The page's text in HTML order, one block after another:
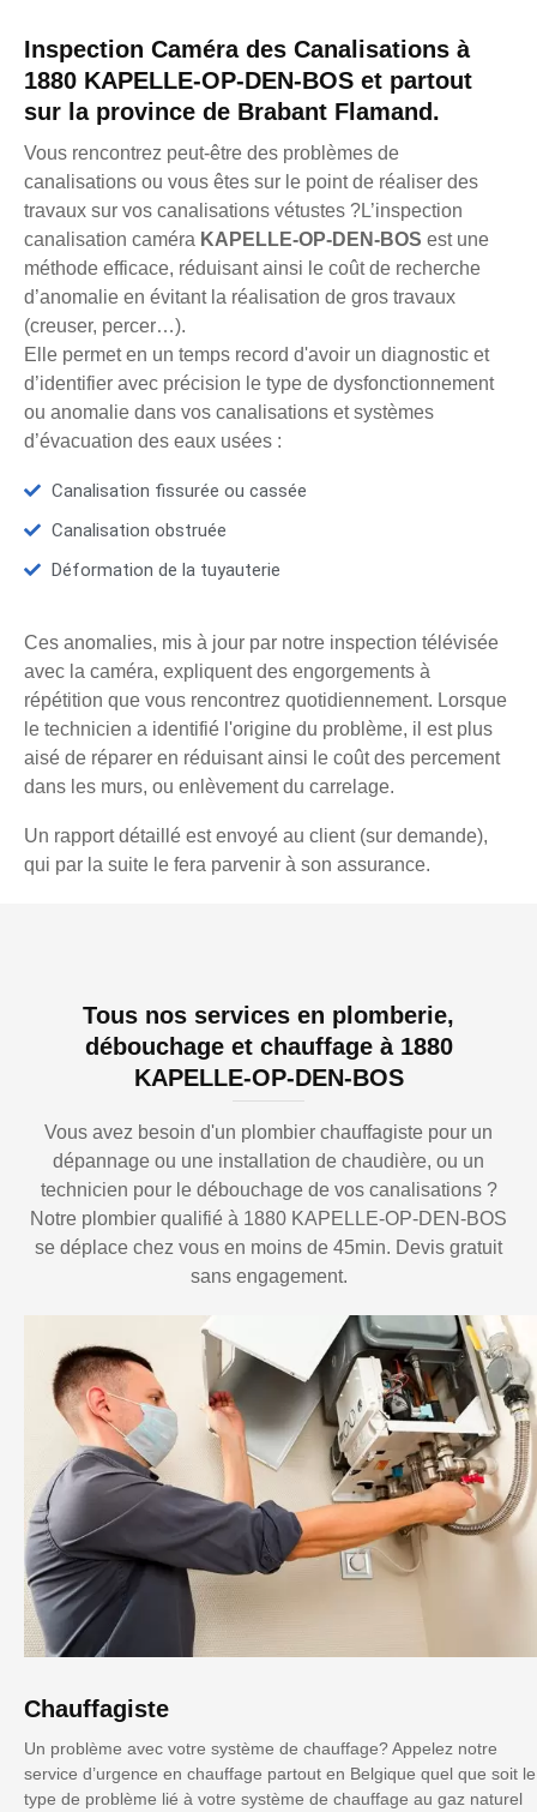
Inspection Caméra des Canalisations à
1880 KAPELLE-OP-DEN-BOS et partout
sur la province de Brabant Flamand.
Vous rencontrez peut-être des problèmes de
canalisations ou vous êtes sur le point de réaliser des
travaux sur vos canalisations vétustes ?L’inspection
canalisation caméra KAPELLE-OP-DEN-BOS est une
méthode efficace, réduisant ainsi le coût de recherche
d’anomalie en évitant la réalisation de gros travaux
(creuser, percer…).
Elle permet en un temps record d'avoir un diagnostic et
d’identifier avec précision le type de dysfonctionnement
ou anomalie dans vos canalisations et systèmes
d’évacuation des eaux usées :
Canalisation fissurée ou cassée
Canalisation obstruée
Déformation de la tuyauterie
Ces anomalies, mis à jour par notre inspection télévisée
avec la caméra, expliquent des engorgements à
répétition que vous rencontrez quotidiennement. Lorsque
le technicien a identifié l'origine du problème, il est plus
aisé de réparer en réduisant ainsi le coût des percement
dans les murs, ou enlèvement du carrelage.
Un rapport détaillé est envoyé au client (sur demande),
qui par la suite le fera parvenir à son assurance.
Tous nos services en plomberie,
débouchage et chauffage à 1880
KAPELLE-OP-DEN-BOS
Vous avez besoin d'un plombier chauffagiste pour un
dépannage ou une installation de chaudière, ou un
technicien pour le débouchage de vos canalisations ?
Notre plombier qualifié à 1880 KAPELLE-OP-DEN-BOS
se déplace chez vous en moins de 45min. Devis gratuit
sans engagement.
Chauffagiste
Un problème avec votre système de chauffage? Appelez notre
service d’urgence en chauffage partout en Belgique quel que soit le
type de problème lié à votre système de chauffage au gaz naturel